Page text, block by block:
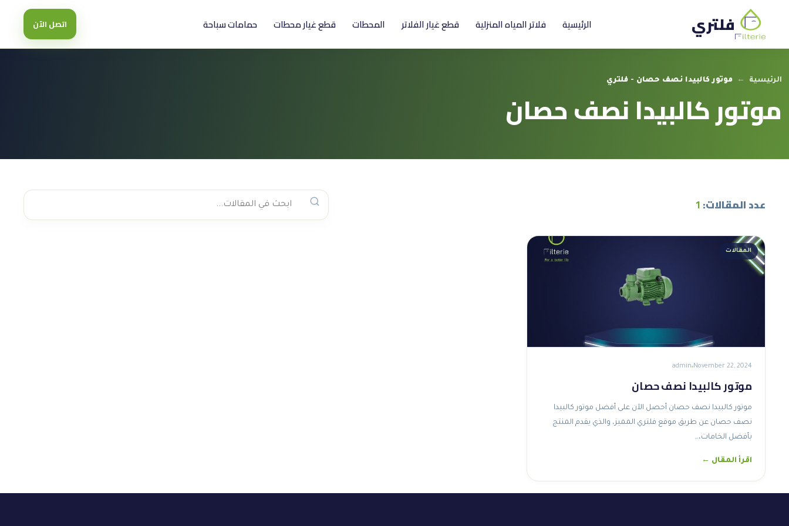
فلتري الرئيسية فلاتر المياه المنزلية قطع غيار الفلاتر المحطات قطع غيار محطات حمامات سباحة اتصل الآن
الرئيسية ← موتور كالبيدا نصف حصان - فلتري
موتور كالبيدا نصف حصان
عدد المقالات:1
المقالات
November 22, 2024
admin
موتور كالبيدا نصف حصان
موتور كالبيدا نصف حصان أحصل الآن على أفضل موتور كالبيدا
نصف حصان عن طريق موقع فلتري المميز، والذي يقدم المنتج
بأفضل الخامات،…
اقرأ المقال ←